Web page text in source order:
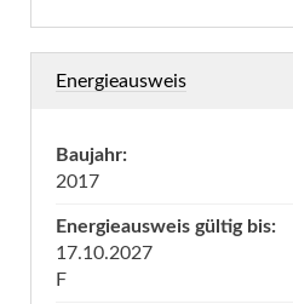
Energieausweis
Baujahr:
2017
Energieausweis gültig bis:
17.10.2027
F